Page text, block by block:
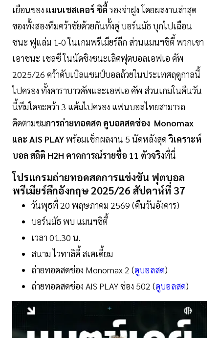
เยือนของ แมนเชสเตอร์ ซิตี้ รองจ่าฝูง โดยผลงานล่าสุด
ของทั้งสองทีมคว้าชัยด้วยกันทั้งคู่ บอร์นมัธ บุกไปเฉือน
ชนะ ฟูแล่ม 1-0 ในเกมพรีเมียร์ลีก ส่วนแมนฯซิตี้ พวกเขา
เอาชนะ เชลซี ในนัดชิงชนะเลิศฟุตบอลเอฟเอ คัพ
2025/26 คว้าดับเบิลแชมป์บอลถ้วยในประเทศฤดูกาลนี้
ไปครอง ทั้งคาราบาวคัพและเอฟเอ คัพ ส่วนเกมในคืนวัน
นี้ทีมใดจะคว้า 3 แต้มไปครอง แฟนบอลไทยสามารถ
ติดตามชมการถ่ายทอดสด ดูบอลสดช่อง Monomax
และ AIS PLAYพร้อมเช็กผลงาน 5 นัดหลังสุดวิเคราะห์
บอล สถิติ H2H คาดการณ์รายชื่อ 11 ตัวจริงที่นี่
โปรแกรมถ่ายทอดสดการแข่งขัน ฟุตบอล
พรีเมียร์ลีกอังกฤษ 2025/26 สัปดาห์ที่ 37
วันพุธที่ 20 พฤษภาคม 2569 (คืนวันอังคาร)
บอร์นมัธ พบ แมนฯซิตี้
เวลา 01.30 น.
สนาม ไวทาลิตี้ สเตเดี้ยม
ถ่ายทอดสดช่อง Monomax 2 (ดูบอลสด)
ถ่ายทอดสดช่อง AIS PLAY ช่อง 502 (ดูบอลสด)